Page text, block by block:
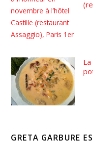
GRETA GARBURE